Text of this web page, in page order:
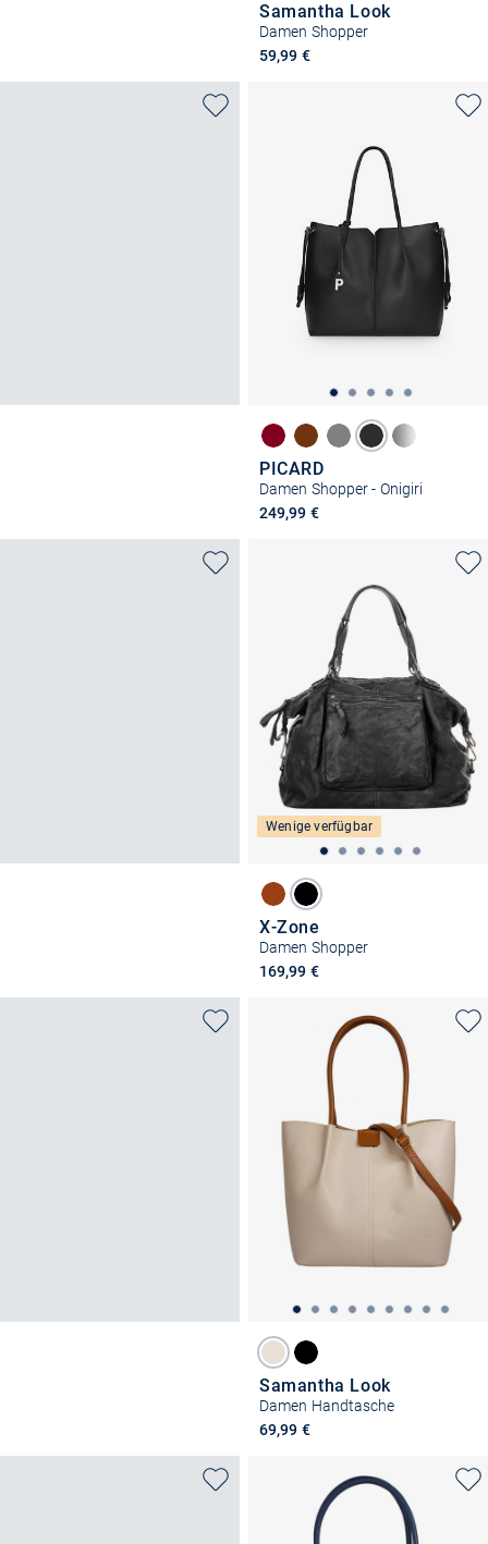
Samantha Look
Damen Shopper
59,99 €
PICARD
Damen Shopper - Onigiri
249,99 €
Wenige verfügbar
X-Zone
Damen Shopper
169,99 €
Samantha Look
Damen Handtasche
69,99 €